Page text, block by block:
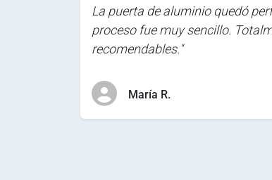
La puerta de aluminio quedó
proceso fue muy sencillo.
recomendables."
María R.